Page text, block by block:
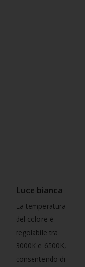
Luce bianca
La temperatura
del colore è
regolabile tra
3000K e 6500K,
consentendo di